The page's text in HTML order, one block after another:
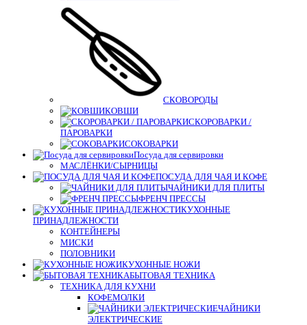
СКОВОРОДЫ
КОВШИ
СКОРОВАРКИ /
ПАРОВАРКИ
СОКОВАРКИ
Посуда для сервировки
МАСЛЁНКИ/СЫРНИЦЫ
ПОСУДА ДЛЯ ЧАЯ И КОФЕ
ЧАЙНИКИ ДЛЯ ПЛИТЫ
ФРЕНЧ ПРЕССЫ
КУХОННЫЕ
ПРИНАДЛЕЖНОСТИ
КОНТЕЙНЕРЫ
МИСКИ
ПОЛОВНИКИ
КУХОННЫЕ НОЖИ
БЫТОВАЯ ТЕХНИКА
ТЕХНИКА ДЛЯ КУХНИ
КОФЕМОЛКИ
ЧАЙНИКИ
ЭЛЕКТРИЧЕСКИЕ